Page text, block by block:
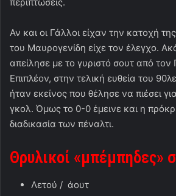
Αν και οι Γάλλοι είχαν την κατοχή
του Μαυρογενίδη είχε τον έλεγχο.
απείλησε με το γυριστό σουτ από τον
Επιπλέον, στην τελική ευθεία του
ήταν εκείνος που θέλησε να πιέσει
γκολ. Όμως το 0-0 έμεινε και η
διαδικασία των πέναλτι.
Θρυλικοί «μπέμπηδες»
Λετού / άουτ